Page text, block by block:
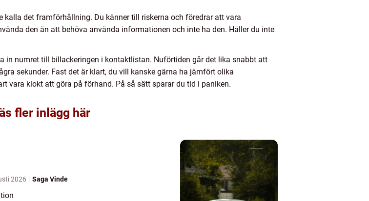
det framförhållning. Du känner till riskerna och föredrar att vara
den än att behöva använda informationen och inte ha den. Håller du inte
in numret till billackeringen i kontaktlistan. Nuförtiden går det lika snabbt att
sekunder. Fast det är klart, du vill kanske gärna ha jämfört olika
vara klokt att göra på förhand. På så sätt sparar du tid i paniken.
fler inlägg här
2026 Saga Vinde